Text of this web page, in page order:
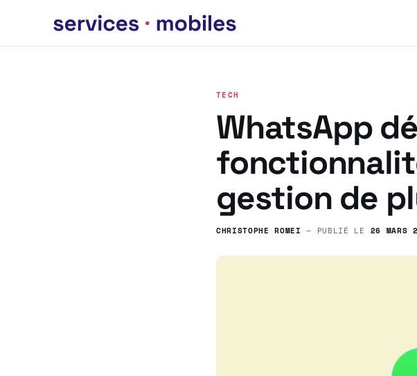
TECH
WhatsApp
gestion de
CHRISTOPHE ROMEI — PUBLIÉ LE 26 MARS